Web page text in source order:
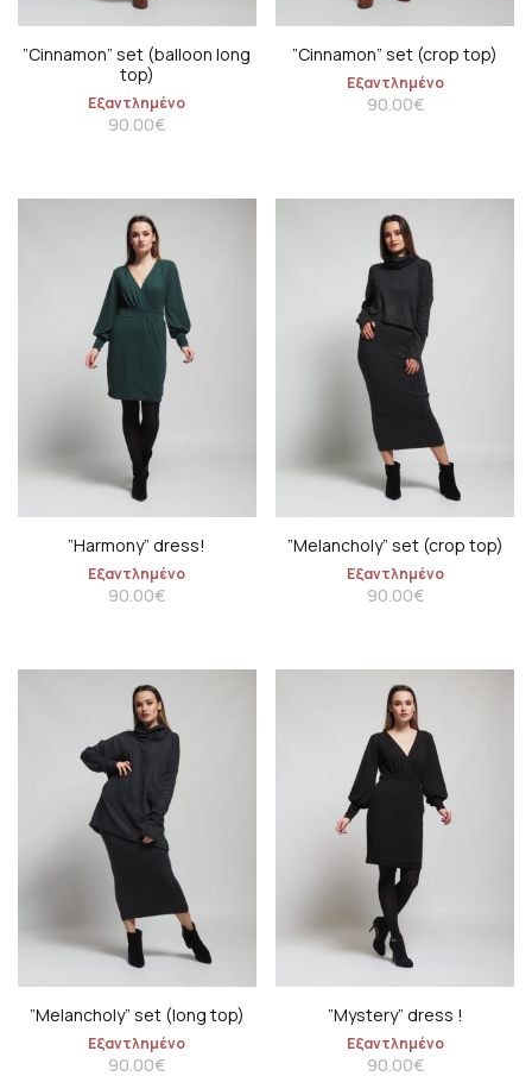
”Cinnamon” set (balloon long
top)
Εξαντλημένο
90.00€
”Cinnamon” set (crop top)
Εξαντλημένο
90.00€
”Harmony” dress!
Εξαντλημένο
90.00€
”Melancholy” set (crop top)
Εξαντλημένο
90.00€
”Melancholy” set (long top)
Εξαντλημένο
90.00€
”Mystery” dress !
Εξαντλημένο
90.00€